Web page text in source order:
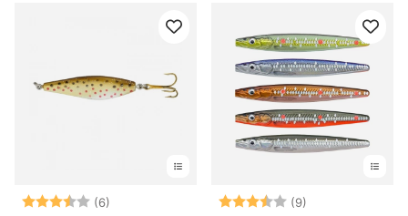
Betyg: (6)
3.3 utav 5 stjärnorBetyg: (9)